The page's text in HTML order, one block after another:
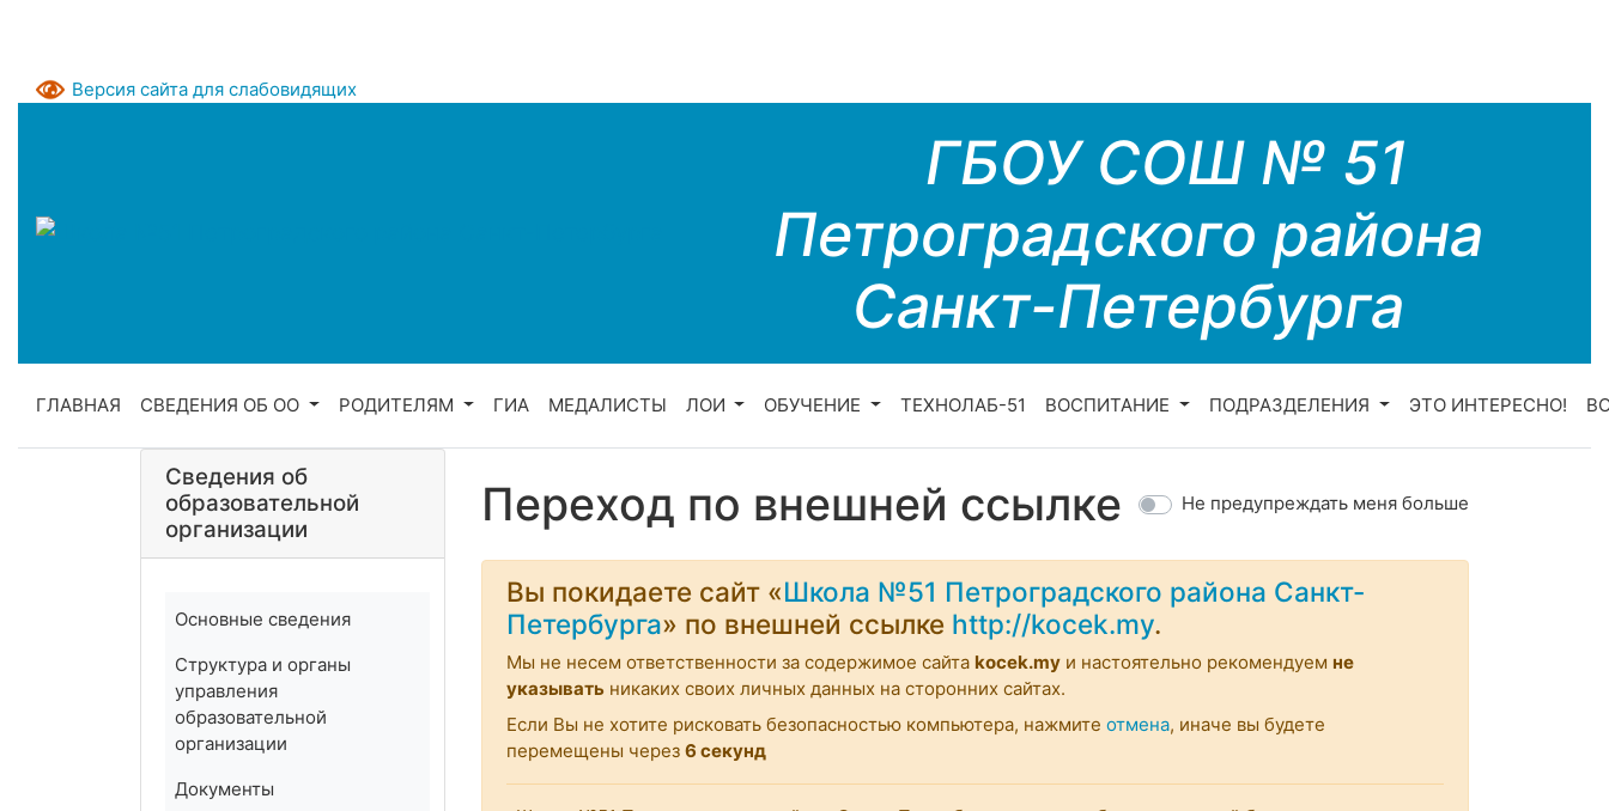
Версия сайта для слабовидящих
ГБОУ СОШ № 51
Петроградского района
Санкт-Петербурга
ГЛАВНАЯ СВЕДЕНИЯ ОБ ОО РОДИТЕЛЯМ ГИА МЕДАЛИСТЫ ЛОИ ОБУЧЕНИЕ ТЕХНОЛАБ-51 ВОСПИТАНИЕ ПОДРАЗДЕЛЕНИЯ ЭТО ИНТЕРЕСНО!
Сведения об
образовательной
организации
Основные сведения
Структура и органы
управления
образовательной
организации
Документы
Переход по внешней ссылке Не предупреждать меня больше
Вы покидаете сайт «Школа №51 Петроградского района Санкт-
Петербурга» по внешней ссылке http://kocek.my.
Мы не несем ответственности за содержимое сайта kocek.my и настоятельно рекомендуем не
указывать никаких своих личных данных на сторонних сайтах.
Если Вы не хотите рисковать безопасностью компьютера, нажмите отмена, иначе вы будете
перемещены через 6 секунд